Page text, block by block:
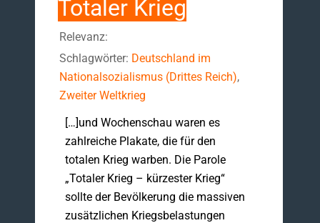
Totaler Krieg
Relevanz:
Schlagwörter: Deutschland im
Nationalsozialismus (Drittes Reich),
Zweiter Weltkrieg
[…]und Wochenschau waren es
zahlreiche Plakate, die für den
totalen Krieg warben. Die Parole
„Totaler Krieg – kürzester Krieg“
sollte der Bevölkerung die massiven
zusätzlichen Kriegsbelastungen